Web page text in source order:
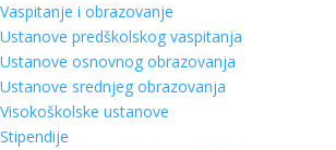
Vaspitanje i obrazovanje
Ustanove predškolskog vaspitanja
Ustanove osnovnog obrazovanja
Ustanove srednjeg obrazovanja
Visokoškolske ustanove
Stipendije